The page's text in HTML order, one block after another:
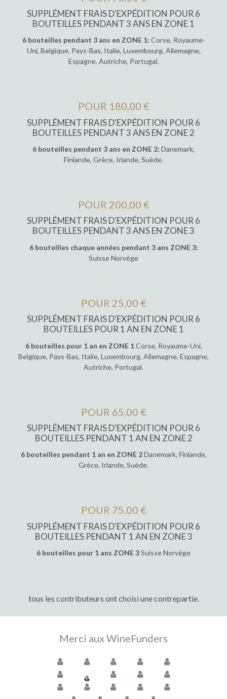
SUPPLÉMENT FRAIS D'EXPÉDITION POUR 6
BOUTEILLES PENDANT 3 ANS EN ZONE 1
6 bouteilles pendant 3 ans en ZONE 1: Corse, Royaume-
Uni, Belgique, Pays-Bas, Italie, Luxembourg, Allemagne,
Espagne, Autriche, Portugal.
POUR 180,00 €
SUPPLÉMENT FRAIS D'EXPÉDITION POUR 6
BOUTEILLES PENDANT 3 ANS EN ZONE 2
6 bouteilles pendant 3 ans en ZONE 2: Danemark,
Finlande, Grèce, Irlande, Suède.
POUR 200,00 €
SUPPLÉMENT FRAIS D'EXPÉDITION POUR 6
BOUTEILLES PENDANT 3 ANS EN ZONE 3
6 bouteilles chaque années pendant 3 ans ZONE 3:
Suisse Norvège
POUR 25,00 €
SUPPLÉMENT FRAIS D'EXPÉDITION POUR 6
BOUTEILLES POUR 1 AN EN ZONE 1
6 bouteilles pour 1 an en ZONE 1Corse, Royaume-Uni,
Belgique, Pays-Bas, Italie, Luxembourg, Allemagne, Espagne,
Autriche, Portugal.
POUR 65,00 €
SUPPLÉMENT FRAIS D'EXPÉDITION POUR 6
BOUTEILLES PENDANT 1 AN EN ZONE 2
6 bouteilles pendant 1 an en ZONE 2Danemark, Finlande,
Grèce, Irlande, Suède.
POUR 75,00 €
SUPPLÉMENT FRAIS D'EXPÉDITION POUR 6
BOUTEILLES PENDANT 1 AN EN ZONE 3
6 bouteilles pour 1 ans ZONE 3Suisse Norvège
tous les contributeurs ont choisi une contrepartie.
Merci aux WineFunders